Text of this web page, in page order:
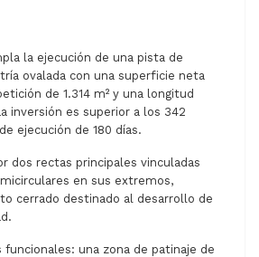
la ejecución de una pista de
ovalada con una superficie neta
de 1.314 m² y una longitud
inversión es superior a los 342
ejecución de 180 días.
dos rectas principales vinculadas
en sus extremos,
cerrado destinado al desarrollo de
una zona de patinaje de